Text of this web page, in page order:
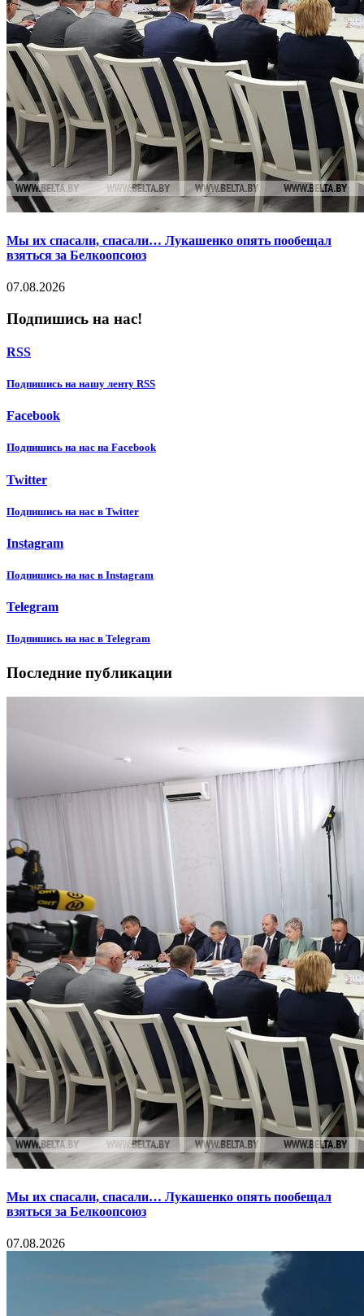
Мы их спасали, спасали… Лукашенко опять пообещал
взяться за Белкоопсоюз
07.08.2026
Подпишись на нас!
RSS
Подпишиcь на нашу ленту RSS
Facebook
Подпишиcь на нас на Facebook
Twitter
Подпишиcь на нас в Twitter
Instagram
Подпишиcь на нас в Instagram
Telegram
Подпишиcь на нас в Telegram
Последние публикации
Мы их спасали, спасали… Лукашенко опять пообещал
взяться за Белкоопсоюз
07.08.2026